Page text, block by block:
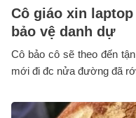
Cô giáo xin
bảo vệ danh dự
Cô bảo cô sẽ theo đến
mới đi đc nửa đường đã